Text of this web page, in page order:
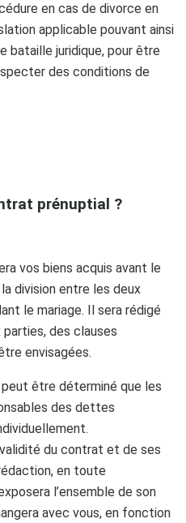
en cas de divorce en
applicable pouvant ainsi
bataille juridique, pour être
des conditions de
prénuptial ?
vos biens acquis avant le
division entre les deux
le mariage. Il sera rédigé
des clauses
envisagées.
être déterminé que les
des dettes
du contrat et de ses
en toute
l’ensemble de son
avec vous, en fonction